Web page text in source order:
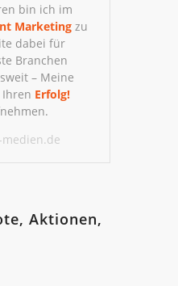
bin ich im
Marketingzu
dabei für
Branchen
– Meine
Erfolg!
Aktionen,